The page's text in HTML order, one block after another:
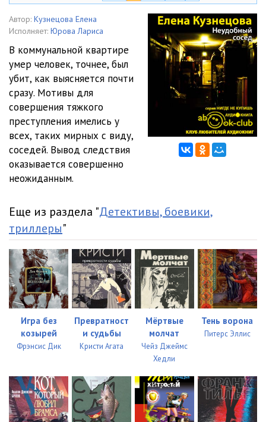
05_Neudobnyy_sosed 18:37
15:08
07_Neudobnyy_sosed
08_Neudobnyy_sosed 15:18
09_Neudobnyy_sosed 15:17
10_Neudobnyy_sosed 06:09
Автор: Кузнецова Елена
Исполняет: Юрова Лариса
В коммунальной квартире
умер человек, точнее, был
убит, как выясняется почти
сразу. Мотивы для
совершения тяжкого
преступления имелись у
всех, таких мирных с виду,
соседей. Вывод следствия
оказывается совершенно
неожиданным.
Еще из раздела "Детективы, боевики,
триллеры"
Игра без
козырей
Фрэнсис Дик
Превратност
и судьбы
Кристи Агата
Мёртвые
молчат
Чейз Джеймс
Хедли
Тень ворона
Питерс Эллис